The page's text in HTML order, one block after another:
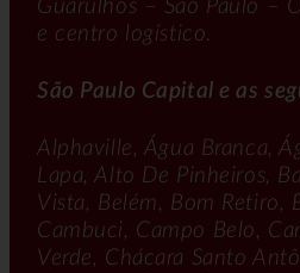
Guarulhos – São Paulo –
e centro logístico.
São Paulo Capital e as
Alphaville, Água Branca,
Lapa, Alto De Pinheiros,
Vista, Belém, Bom Retiro,
Cambuci, Campo Belo,
Verde, Chácara Santo